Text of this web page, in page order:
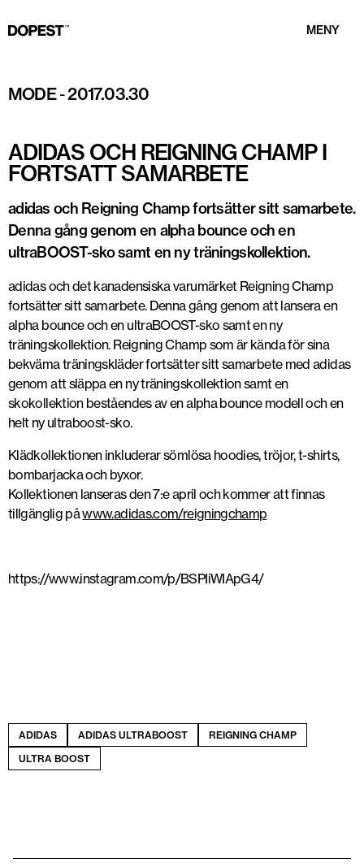
MENY
MODE-2017.03.30
ADIDAS OCH REIGNING CHAMP I
FORTSATT SAMARBETE
adidas och Reigning Champ fortsätter sitt samarbete.
Denna gång genom en alpha bounce och en
ultraBOOST-sko samt en ny träningskollektion.
adidas och det kanadensiska varumärket Reigning Champ
fortsätter sitt samarbete. Denna gång genom att lansera en
alpha bounce och en ultraBOOST-sko samt en ny
träningskollektion. Reigning Champ som är kända för sina
bekväma träningskläder fortsätter sitt samarbete med adidas
genom att släppa en ny träningskollektion samt en
skokollektion beståendes av en alpha bounce modell och en
helt ny ultraboost-sko.
Klädkollektionen inkluderar sömlösa hoodies, tröjor, t-shirts,
bombarjacka och byxor.
Kollektionen lanseras den 7:e april och kommer att finnas
tillgänglig påwww.adidas.com/reigningchamp
https://www.instagram.com/p/BSPIiWIApG4/
ADIDAS ADIDAS ULTRABOOST
REIGNING CHAMP
ULTRA BOOST